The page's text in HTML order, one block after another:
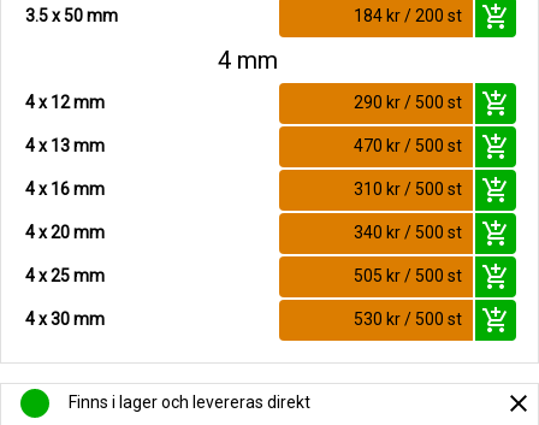
3.5 x 50 mm 184 kr / 200 st
add_shopping_cart
4 mm
4 x 12 mm 290 kr / 500 st add_shopping_cart
4 x 13 mm 470 kr / 500 st add_shopping_cart
4 x 16 mm 310 kr / 500 st add_shopping_cart
4 x 20 mm 340 kr / 500 st add_shopping_cart
4 x 25 mm 505 kr / 500 st add_shopping_cart
4 x 30 mm 530 kr / 500 st add_shopping_cart
close
Finns i lager och levereras direkt